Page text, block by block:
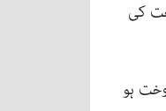
کی
آئل 618 روپے فی لیٹر میں فروخت ہو